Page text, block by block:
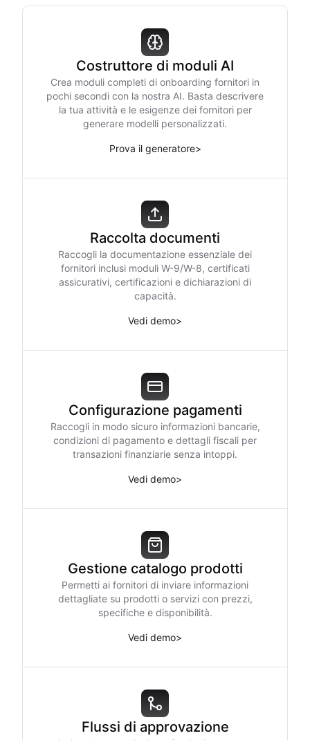
Costruttore di moduli AI
Crea moduli completi di onboarding fornitori in
pochi secondi con la nostra AI. Basta descrivere
la tua attività e le esigenze dei fornitori per
generare modelli personalizzati.
Prova il generatore>
Raccolta documenti
Raccogli la documentazione essenziale dei
fornitori inclusi moduli W-9/W-8, certificati
assicurativi, certificazioni e dichiarazioni di
capacità.
Vedi demo>
Configurazione pagamenti
Raccogli in modo sicuro informazioni bancarie,
condizioni di pagamento e dettagli fiscali per
transazioni finanziarie senza intoppi.
Vedi demo>
Gestione catalogo prodotti
Permetti ai fornitori di inviare informazioni
dettagliate su prodotti o servizi con prezzi,
specifiche e disponibilità.
Vedi demo>
Flussi di approvazione